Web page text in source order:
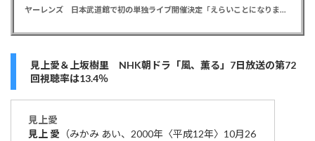
ヤーレンズ 日本武道館で初の単独ライブ開催決定「えらいことになりました！」
見上愛＆上坂樹里 NHK朝ドラ「風、薫る」7日放送の第72
回視聴率は13.4％
見上愛
見上 愛 （みかみ あい、2000年〈平成12年〉10月26